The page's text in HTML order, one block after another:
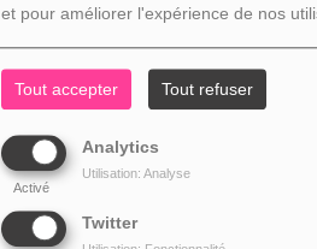
et pour améliorer l'expérience de nos
Tout accepter Tout refuser
Analytics
Activé
Utilisation: Analyse
Twitter